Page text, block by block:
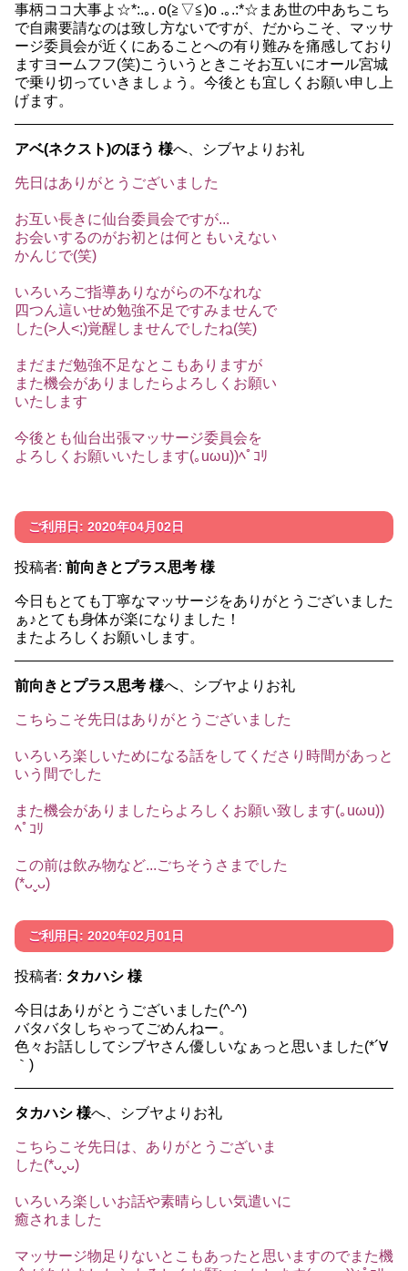
事柄ココ大事よ☆*:.｡. o(≧▽≦)o .｡.:*☆まあ世の中あちこち
で自粛要請なのは致し方ないですが、だからこそ、マッサ
ージ委員会が近くにあることへの有り難みを痛感しており
ますヨームフフ(笑)こういうときこそお互いにオール宮城
で乗り切っていきましょう。今後とも宜しくお願い申し上
げます。
アベ(ネクスト)のほう 様へ、シブヤよりお礼
先日はありがとうございました
お互い長きに仙台委員会ですが...
お会いするのがお初とは何ともいえない
かんじで(笑)
いろいろご指導ありながらの不なれな
四つん這いせめ勉強不足ですみませんで
した(>人<;)覚醒しませんでしたね(笑)
まだまだ勉強不足なとこもありますが
また機会がありましたらよろしくお願い
いたします
今後とも仙台出張マッサージ委員会を
よろしくお願いいたします(｡uωu))ﾍﾟｺﾘ
ご利用日: 2020年04月02日
投稿者: 前向きとプラス思考 様
今日もとても丁寧なマッサージをありがとうございました
ぁ♪とても身体が楽になりました！
またよろしくお願いします。
前向きとプラス思考 様へ、シブヤよりお礼
こちらこそ先日はありがとうございました
いろいろ楽しいためになる話をしてくださり時間があっと
いう間でした
また機会がありましたらよろしくお願い致します(｡uωu))
ﾍﾟｺﾘ
この前は飲み物など...ごちそうさまでした
(*ᴗˬᴗ)
ご利用日: 2020年02月01日
投稿者: タカハシ 様
今日はありがとうございました(^-^)
バタバタしちゃってごめんねー。
色々お話ししてシブヤさん優しいなぁっと思いました(*´∀
｀)
タカハシ 様へ、シブヤよりお礼
こちらこそ先日は、ありがとうございま
した(*ᴗˬᴗ)
いろいろ楽しいお話や素晴らしい気遣いに
癒されました
マッサージ物足りないとこもあったと思いますのでまた機